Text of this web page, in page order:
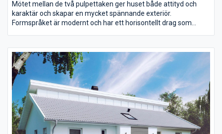
Mötet mellan de två pulpettaken ger huset både attityd och
karaktär och skapar en mycket spännande exteriör.
Formspråket är modernt och har ett horisontellt drag som
bryter stilfullt av med höga fönsterpartier och bidrar till en
intressant och lekfull helhet.